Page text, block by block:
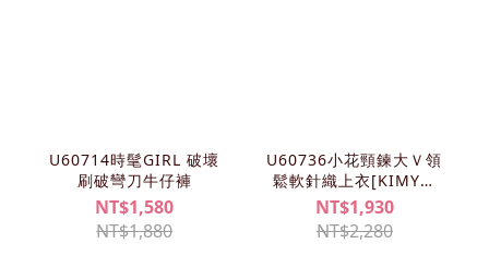
U60714時髦GIRL 破壞
刷破彎刀牛仔褲
NT$1,580
NT$1,880
U60736小花頸鍊大Ｖ領
鬆軟針織上衣[KIMY清
單]
NT$1,930
NT$2,280